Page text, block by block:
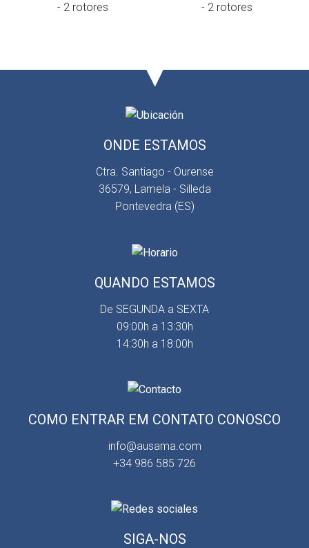
- 2 rotores
- 2 rotores
ONDE ESTAMOS
Ctra. Santiago - Ourense
36579, Lamela - Silleda
Pontevedra (ES)
QUANDO ESTAMOS
De SEGUNDA a SEXTA
09:00h a 13:30h
14:30h a 18:00h
COMO ENTRAR EM CONTATO CONOSCO
info@ausama.com
+34 986 585 726
SIGA-NOS